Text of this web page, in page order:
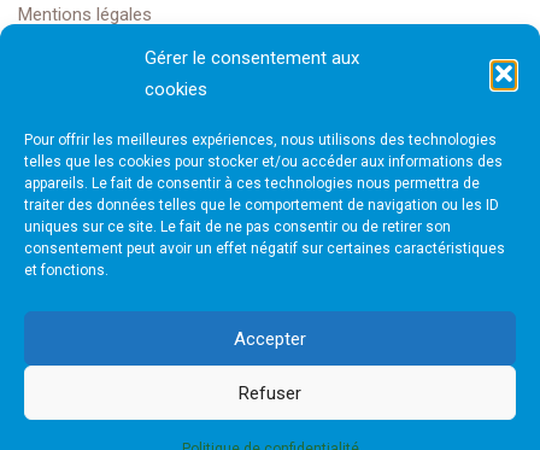
Gérer le consentement aux
cookies
Pour offrir les meilleures expériences, nous utilisons des technologies
telles que les cookies pour stocker et/ou accéder aux informations des
appareils. Le fait de consentir à ces technologies nous permettra de
traiter des données telles que le comportement de navigation ou les ID
uniques sur ce site. Le fait de ne pas consentir ou de retirer son
consentement peut avoir un effet négatif sur certaines caractéristiques
et fonctions.
Accepter
Refuser
Mentions légales
Golf Club Rochefort Océan
1608 Rte Impériale,
17450 Saint-Laurent-de-la-Prée
golfrochefortais@gmail.com
Site internet créé par Next Solution